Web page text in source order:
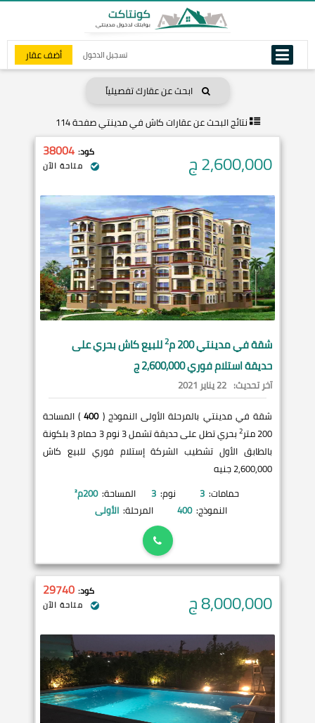
تسجيل الدخول أضف عقار
ابحث عن عقارك تفصيلياً
نتائج البحث عنعقارات كاش في مدينتي صفحة 114
2,600,000ج كود: 38004
متاحة الآن
شقة فيمدينتي200 م 2للبيع كاش بحري على
حديقة استلام فوري 2,600,000 ج
آخر تحديث: 22 يناير 2021
شقة في مدينتي بالمرحلة الأولى النموذج (400) المساحة
200 متر
2
بحري تطل على حديقة تشمل 3 نوم 3 حمام 3 بلكونة
بالطابق الأول تشطيب الشركة إستلام فوري للبيع كاش
2,600,000 جنيه
حمامات: 3 نوم: 3 المساحة: 200م²
النموذج: 400 المرحلة: الأولى
8,000,000ج كود: 29740
متاحة الآن